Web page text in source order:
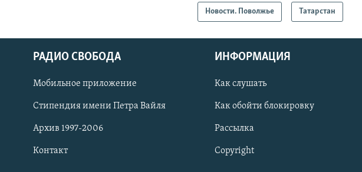
СОЦИАЛЬНЫЕ СЕТИ
Новости. Поволжье Татарстан
РАДИО СВОБОДА
Мобильное приложение
Стипендия имени Петра Вайля
Архив 1997-2006
Контакт
ИНФОРМАЦИЯ
Как слушать
Как обойти блокировку
Рассылка
Copyright